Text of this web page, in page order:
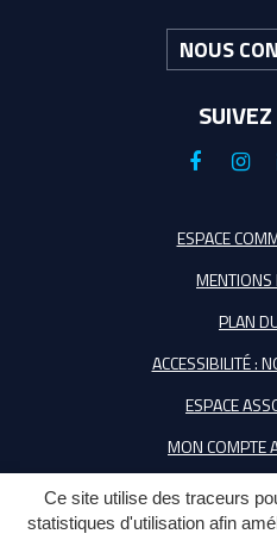
Ce site utilise des traceurs
statistiques d'utilisation afin
NOUS
Lien
le
Facebook
Lien
le
ESPACE
MENTIONS
PLAN
ACCESSIBILITÉ :
ESPACE
MON COMPTE